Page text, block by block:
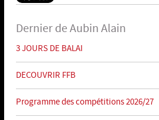
Dernier de Aubin Alain
3 JOURS DE BALAI
DECOUVRIR FFB
Programme des compétitions 2026/27